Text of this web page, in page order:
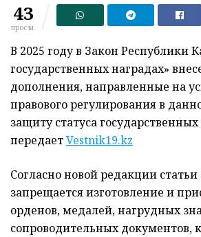
43
просм.
В 2025 году в Закон Республики
государственных наградах»
дополнения, направленные на
правового регулирования в
защиту статуса
передаетVestnik19.kz
Согласно новой редакции статьи
запрещается изготовление и
орденов, медалей, нагрудных
сопроводительных документов,